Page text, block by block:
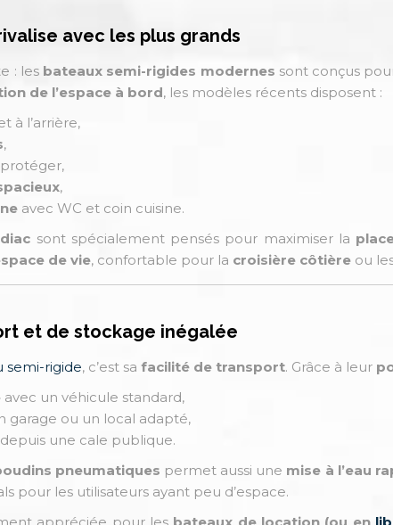
avec les plus grands
: les bateaux semi-rigides modernes sont conçus
de l’espace à bord, les modèles récents disposent :
à l’arrière,
,
,
avec WC et coin cuisine.
sont spécialement pensés pour maximiser la
de vie, confortable pour la croisière côtière ou
et de stockage inégalée
semi-rigide, c’est safacilité de transport. Grâce à leur
avec un véhicule standard,
garage ou un local adapté,
depuis une cale publique.
pneumatiques permet aussi une mise à l’eau
pour les utilisateurs ayant peu d’espace.